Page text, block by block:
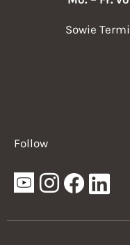
Sowie
Follow